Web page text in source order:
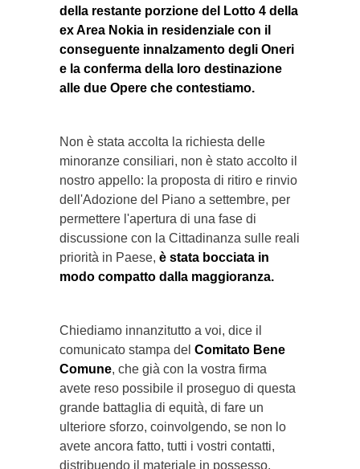
della restante porzione del Lotto 4 della
ex Area Nokia in residenziale con il
conseguente innalzamento degli Oneri
e la conferma della loro destinazione
alle due Opere che contestiamo.
Non è stata accolta la richiesta delle
minoranze consiliari, non è stato accolto il
nostro appello: la proposta di ritiro e rinvio
dell'Adozione del Piano a settembre, per
permettere l'apertura di una fase di
discussione con la Cittadinanza sulle reali
priorità in Paese, è stata bocciata in
modo compatto dalla maggioranza.
Chiediamo innanzitutto a voi, dice il
comunicato stampa del Comitato Bene
Comune, che già con la vostra firma
avete reso possibile il proseguo di questa
grande battaglia di equità, di fare un
ulteriore sforzo, coinvolgendo, se non lo
avete ancora fatto, tutti i vostri contatti,
distribuendo il materiale in possesso,